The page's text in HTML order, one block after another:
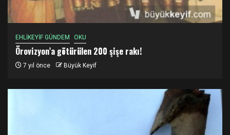
EHLİKEYİF GÜNDEM OKU
Örovizyon’a götürülen 200 şişe rakı!
7 yıl önce Büyük Keyif